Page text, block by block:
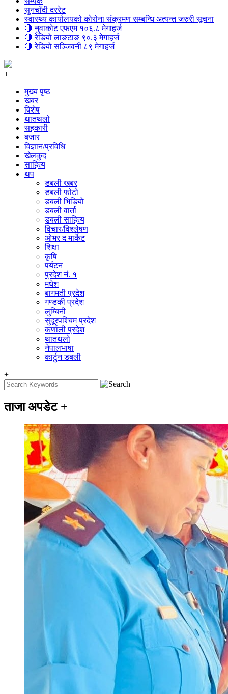
सुनचाँदी दररेट
स्वास्थ्य कार्यालयको कोरोना संक्रमण सम्बन्धि अत्यन्त जरुरी सूचना
🔴 नुवाकोट एफएम १०६.८ मेगाहर्ज
🔴 रेडियो लाङटाङ ९०.३ मेगाहर्ज
🔴 रेडियो सञ्जिवनी ८९ मेगाहर्ज
+
मुख्य पृष्ठ
खबर
विशेष
थातथलो
सहकारी
बजार
विज्ञान/प्रविधि
खेलकुद
साहित्य
थप
डबली खबर
डबली फोटो
डबली भिडियो
डबली वार्ता
डबली साहित्य
विचार/विश्‍लेषण
ओभर द मार्केट
शिक्षा
कृषि
पर्यटन
प्रदेश नं. १
मधेश
बागमती प्रदेश
गण्डकी प्रदेश
लुम्बिनी
सुदूरपश्चिम प्रदेश
कर्णाली प्रदेश
थातथलो
नेपालभाषा
कार्टुन डबली
+
ताजा अपडेट +